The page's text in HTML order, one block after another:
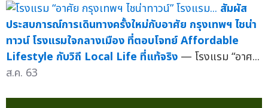
สัมผัส
ประสบการณ์การเดินทางครั้งใหม่กับอาศัย กรุงเทพฯ ไชน่า
ทาวน์ โรงแรมใจกลางเมือง ที่ตอบโจทย์ Affordable
Lifestyle กับวิถี Local Life ที่แท้จริง — โรงแรม “อาศ...
ส.ค. 63